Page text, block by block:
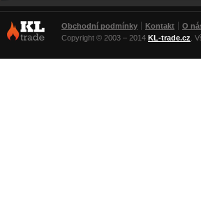
krbové vložky,
elektrické krby :
KL-trade Brno
Obchodní podmínky Kontakt O
Copyright © 2003 – 2014 KL-trade.cz .